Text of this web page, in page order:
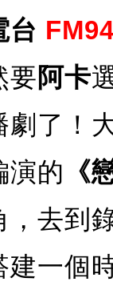
台
要阿卡
劇了！
演的 《
，去到
建一個